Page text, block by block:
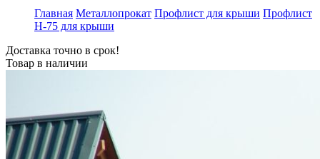
Главная Металлопрокат Профлист для крыши Профлист
Н-75 для крыши
Доставка точно в срок!
Товар в наличии